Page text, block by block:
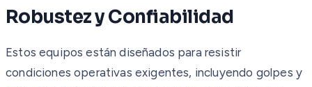
Robustez y Confiabilidad
Estos equipos están diseñados para resistir
condiciones operativas exigentes, incluyendo golpes y